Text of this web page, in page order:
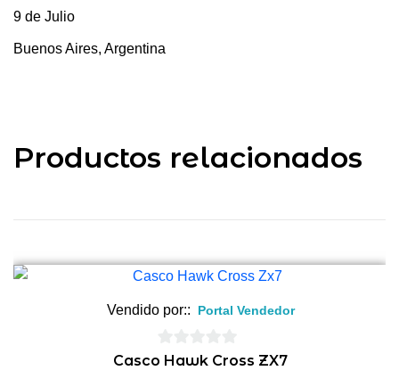
9 de Julio
Buenos Aires, Argentina
Productos relacionados
Vendido por:: Portal Vendedor
0
Casco Hawk Cross ZX7